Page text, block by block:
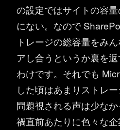
の設定ではサイトの容
にない。なので
トレージの総容量をみ
アし合うというか裏を
わけです。それでも
した頃はあまりストレ
問題視される声は少な
禍直前あたりに色々な